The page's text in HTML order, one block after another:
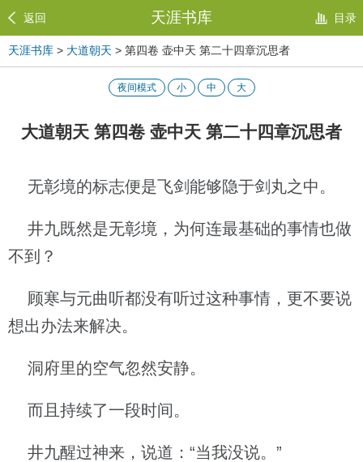
返回 天涯书库 目录
天涯书库 > 大道朝天 > 第四卷 壶中天 第二十四章沉思者
夜间模式 小 中 大
大道朝天 第四卷 壶中天 第二十四章沉思者
无彰境的标志便是飞剑能够隐于剑丸之中。
井九既然是无彰境，为何连最基础的事情也做
不到？
顾寒与元曲听都没有听过这种事情，更不要说
想出办法来解决。
洞府里的空气忽然安静。
而且持续了一段时间。
井九醒过神来，说道：“当我没说。”